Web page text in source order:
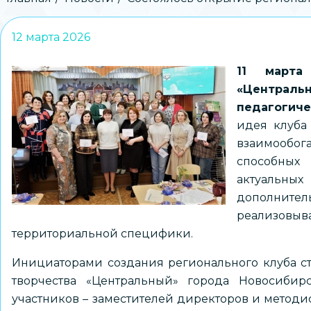
навигации
12 марта 2026
11
идея клуба
территориальной специфики.
Инициаторами создания регионального
творчества «Центральный» города
участников – заместителей директоров и